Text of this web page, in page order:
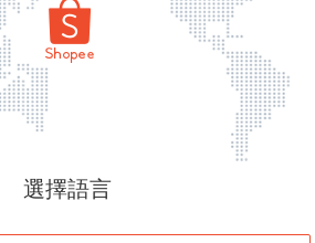
頁面無法顯示
選擇語言